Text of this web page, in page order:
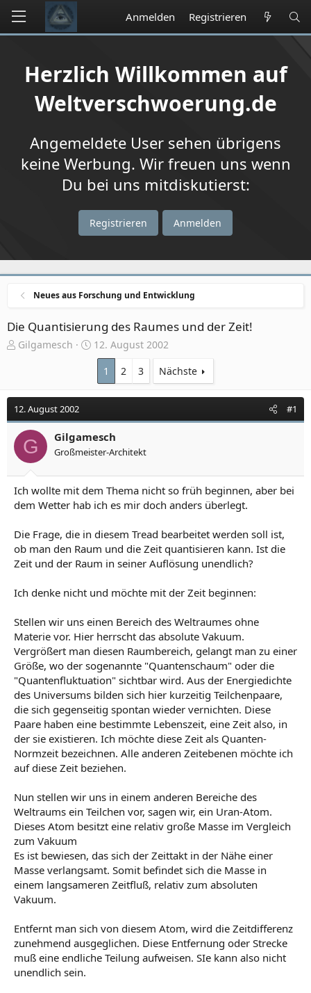
Anmelden Registrieren
Herzlich Willkommen auf
Weltverschwoerung.de
Angemeldete User sehen übrigens
keine Werbung. Wir freuen uns wenn
Du bei uns mitdiskutierst:
Registrieren Anmelden
Neues aus Forschung und Entwicklung
Die Quantisierung des Raumes und der Zeit!
E
e
l
l
e
Gilgamesch
E
e
l
t
a
12. August 2002
1
2 3 Nächste
12. August 2002 #1
G Gilgamesch
Großmeister-Architekt
Ich wollte mit dem Thema nicht so früh beginnen, aber bei
dem Wetter hab ich es mir doch anders überlegt.
Die Frage, die in diesem Tread bearbeitet werden soll ist,
ob man den Raum und die Zeit quantisieren kann. Ist die
Zeit und der Raum in seiner Auflösung unendlich?
Ich denke nicht und möchte mit der Zeit beginnen:
Stellen wir uns einen Bereich des Weltraumes ohne
Materie vor. Hier herrscht das absolute Vakuum.
Vergrößert man diesen Raumbereich, gelangt man zu einer
Größe, wo der sogenannte "Quantenschaum" oder die
"Quantenfluktuation" sichtbar wird. Aus der Energiedichte
des Universums bilden sich hier kurzeitig Teilchenpaare,
die sich gegenseitig spontan wieder vernichten. Diese
Paare haben eine bestimmte Lebenszeit, eine Zeit also, in
der sie existieren. Ich möchte diese Zeit als Quanten-
Normzeit bezeichnen. Alle anderen Zeitebenen möchte ich
auf diese Zeit beziehen.
Nun stellen wir uns in einem anderen Bereiche des
Weltraums ein Teilchen vor, sagen wir, ein Uran-Atom.
Dieses Atom besitzt eine relativ große Masse im Vergleich
zum Vakuum
Es ist bewiesen, das sich der Zeittakt in der Nähe einer
Masse verlangsamt. Somit befindet sich die Masse in
einem langsameren Zeitfluß, relativ zum absoluten
Vakuum.
Entfernt man sich von diesem Atom, wird die Zeitdifferenz
zunehmend ausgeglichen. Diese Entfernung oder Strecke
muß eine endliche Teilung aufweisen. SIe kann also nicht
unendlich sein.